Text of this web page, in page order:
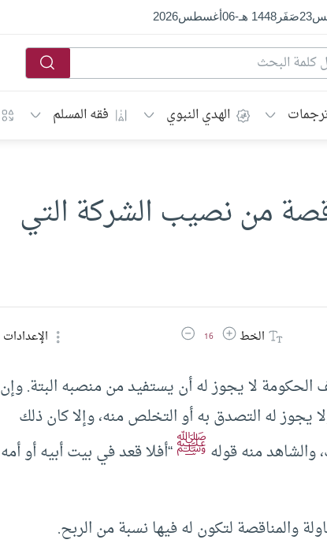
23صَفَر1448 هـ -
06أغسطس2026
الهدي النبوي فقه المسلم
من نصيب الشركة التي
الخطزيادة حجم الخط
16 تقليل حجم الخط الإعدادات
لا يجوز له أن يستفيد من منصبه البتة. وإن
يجوز له التصدق به أو التخلص منه، وإلا كان ذلك
منه قولهﷺ“أفلا قعد في بيت أبيه أو أمه
والمناقصة لتكون له فيها نسبة من الربح.